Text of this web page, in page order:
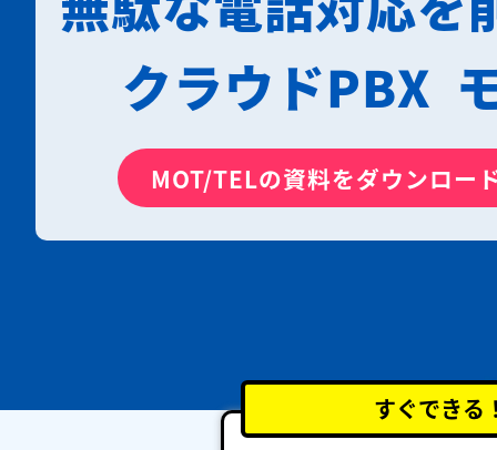
クラウドPBX
MOT/TELの資料をダウンロー
すぐできる